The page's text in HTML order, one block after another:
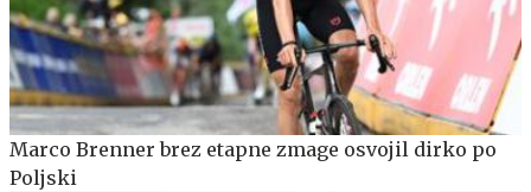
Marco Brenner brez etapne zmage osvojil dirko po
Poljski